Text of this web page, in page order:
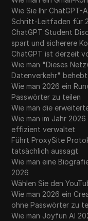
Wie Sie Ihr
Schritt-Leitfaden für
ChatGPT Student
spart und sicherere
ChatGPT ist derzeit
Wie man "Dieses
Datenverkehr" behebt.
Wie man 2026 ein
Passwörter zu teilen
Wie man die
Wie man im Jahr
effizient verwaltet
Führt ProxySite
tatsächlich aussagt
Wie man eine
2026
Wählen Sie den
Wie man 2026 ein
ohne Passwörter zu
Wie man Joyfun AI